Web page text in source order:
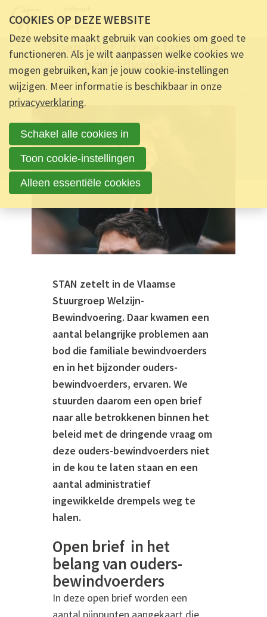
Open brief inzake familiale
bewindvoering.
Ontmoet & Deel Open brief inzake familiale bewindvoering.
STAN zetelt in de Vlaamse
Stuurgroep Welzijn-
Bewindvoering. Daar kwamen een
aantal belangrijke problemen aan
bod die familiale bewindvoerders
en in het bijzonder ouders-
bewindvoerders, ervaren. We
stuurden daarom een open brief
naar alle betrokkenen binnen het
beleid met de dringende vraag om
deze ouders-bewindvoerders niet
in de kou te laten staan en een
aantal administratief
ingewikkelde drempels weg te
halen.
Open brief in het
belang van ouders-
bewindvoerders
In deze open brief worden een
COOKIES OP DEZE WEBSITE
Deze website maakt gebruik van cookies om goed te
functioneren. Als je wilt aanpassen welke cookies we
mogen gebruiken, kan je jouw cookie-instellingen
wijzigen. Meer informatie is beschikbaar in onze
privacyverklaring.
Schakel alle cookies in
Toon cookie-instellingen
Alleen essentiële cookies